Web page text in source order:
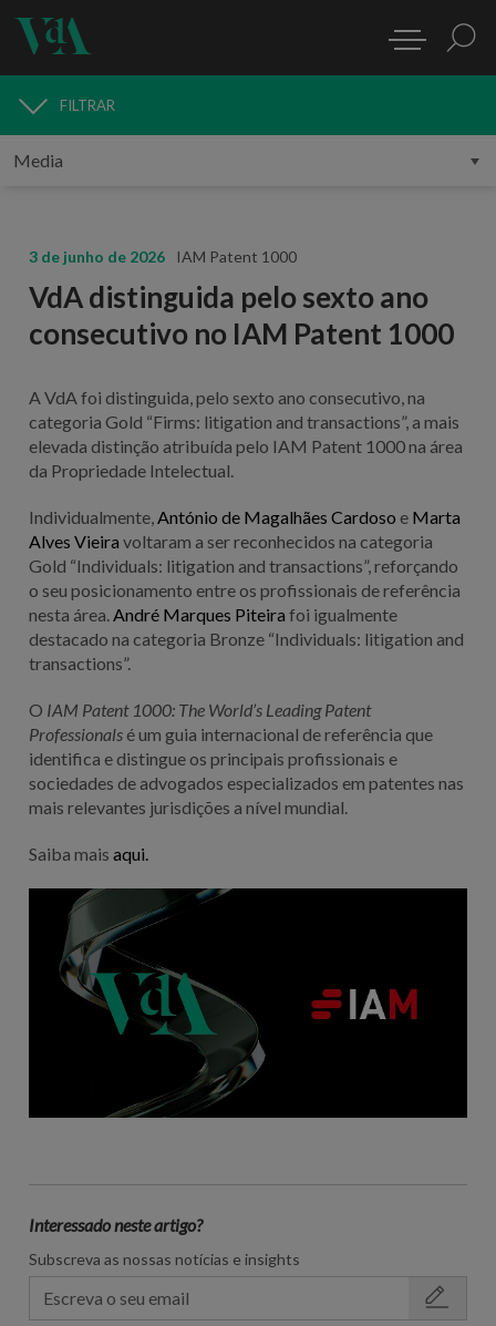
MEDIA
FILTRAR
3 de junho de 2026 IAM Patent 1000
VdA distinguida pelo sexto ano
consecutivo no IAM Patent 1000
A VdA foi distinguida, pelo sexto ano consecutivo, na
categoria Gold “Firms: litigation and transactions”, a mais
elevada distinção atribuída pelo IAM Patent 1000 na área
da Propriedade Intelectual.
Individualmente, António de Magalhães Cardoso e Marta
Alves Vieira voltaram a ser reconhecidos na categoria
Gold “Individuals: litigation and transactions”, reforçando
o seu posicionamento entre os profissionais de referência
nesta área. André Marques Piteira foi igualmente
destacado na categoria Bronze “Individuals: litigation and
transactions”.
O IAM Patent 1000: The World’s Leading Patent
Professionalsé um guia internacional de referência que
identifica e distingue os principais profissionais e
sociedades de advogados especializados em patentes nas
mais relevantes jurisdições a nível mundial.
Saiba mais aqui.
Interessado neste artigo?
Subscreva as nossas notícias e insights